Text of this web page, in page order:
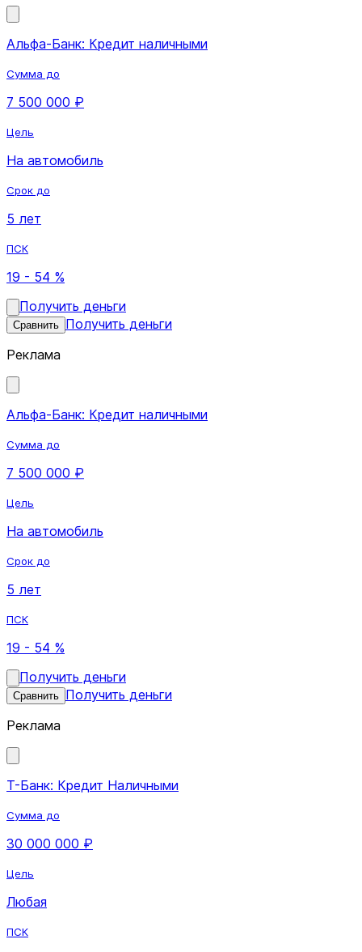
Альфа-Банк: Кредит наличными
Сумма до
7 500 000 ₽
Цель
На автомобиль
Срок до
5 лет
ПСК
19 - 54 %
Получить деньги
Сравнить Получить деньги
Реклама
Альфа-Банк: Кредит наличными
Сумма до
7 500 000 ₽
Цель
На автомобиль
Срок до
5 лет
ПСК
19 - 54 %
Получить деньги
Сравнить Получить деньги
Реклама
Т-Банк: Кредит Наличными
Сумма до
30 000 000 ₽
Цель
Любая
ПСК